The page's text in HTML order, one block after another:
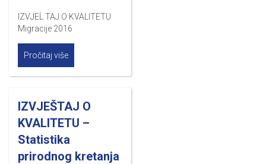
IZVJEĹ TAJ O KVALITETU
Migracije 2016
Pročitaj više
IZVJEŠTAJ O
KVALITETU –
Statistika
prirodnog kretanja